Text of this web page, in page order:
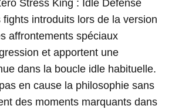
Stress King : Idle Defense
introduits lors de la version
affrontements spéciaux
et apportent une
dans la boucle idle habituelle.
en cause la philosophie sans
des moments marquants dans